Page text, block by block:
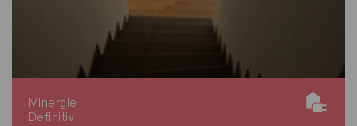
Minergie
Definitiv